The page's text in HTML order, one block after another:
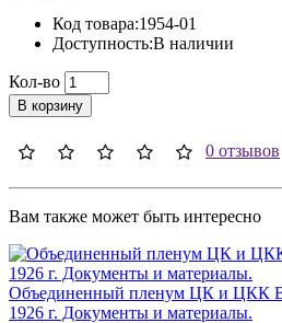
Код товара:1954-01
Доступность:В наличии
Кол-во
В корзину
0 отзывов
Вам также может быть интересно
Объединенный пленум ЦК и ЦКК
1926 г. Документы и материалы.